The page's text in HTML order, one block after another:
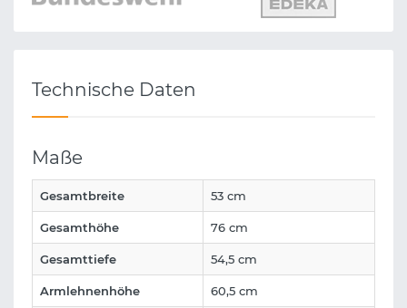
Technische Daten
Maße
Gesamtbreite 53 cm
Gesamthöhe 76 cm
Gesamttiefe 54,5 cm
Armlehnenhöhe 60,5 cm